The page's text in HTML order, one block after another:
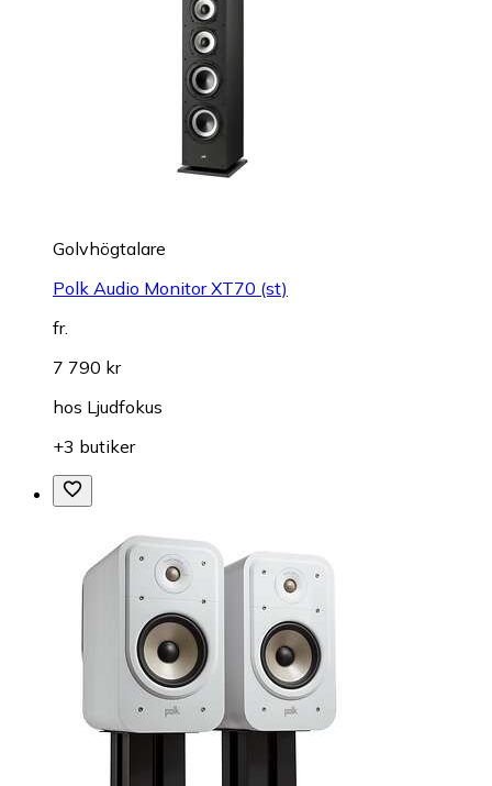
Golvhögtalare
Polk Audio Monitor XT70 (st)
fr.
7 790 kr
hos Ljudfokus
+3 butiker